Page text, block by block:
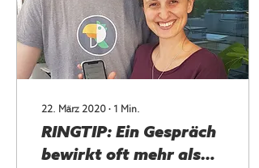
22. März 2020 ∙ 1 Min.
RINGTIP: Ein Gespräch
bewirkt oft mehr als